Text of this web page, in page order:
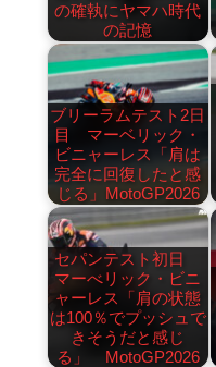
の確執にヤマハ時代
の記憶
ブリーラムテスト2日
目 マーベリック・
ビニャーレス「肩は
完全に回復したと感
じる」MotoGP2026
セパンテスト初日
マーべリック・ビニ
ャーレス「肩の状態
は100％でプッシュで
きそうだと感じ
る」 MotoGP2026